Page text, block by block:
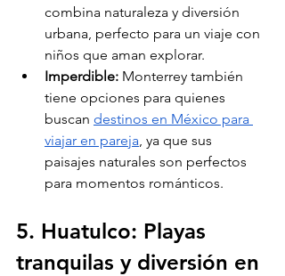
combina naturaleza y diversión
urbana, perfecto para un viaje con
niños que aman explorar.
Imperdible: Monterrey también
tiene opciones para quienes
buscan destinos en México para
viajar en pareja , ya que sus
paisajes naturales son perfectos
para momentos románticos.
5. Huatulco: Playas
tranquilas y diversión en